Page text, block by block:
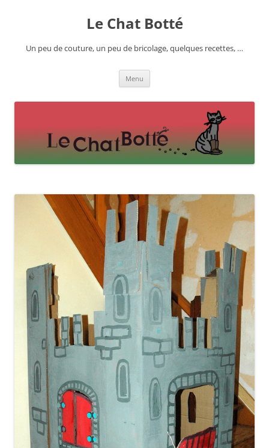
Le Chat Botté
Un peu de couture, un peu de bricolage, quelques recettes, …
Menu